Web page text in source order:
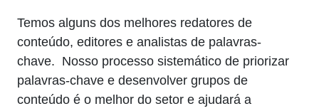
Temos alguns dos melhores redatores de
conteúdo, editores e analistas de palavras-
chave. Nosso processo sistemático de priorizar
palavras-chave e desenvolver grupos de
conteúdo é o melhor do setor e ajudará a